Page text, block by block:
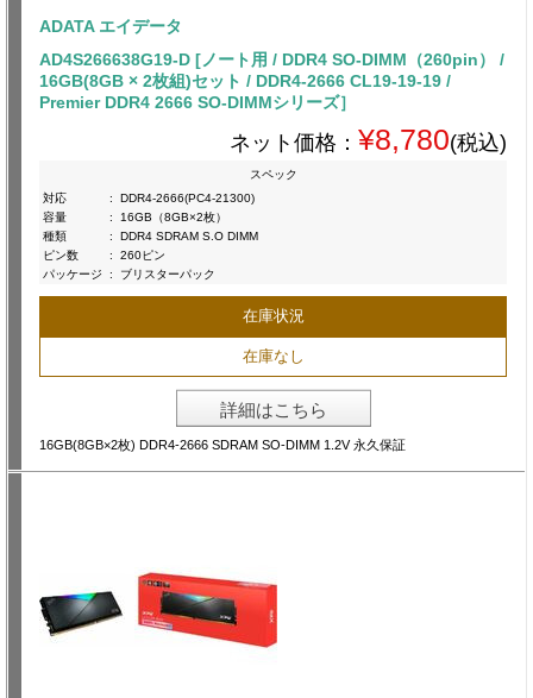
ADATA エイデータ
AD4S266638G19-D [ノート用 / DDR4 SO-DIMM（260pin） /
16GB(8GB × 2枚組)セット / DDR4-2666 CL19-19-19 /
Premier DDR4 2666 SO-DIMMシリーズ］
ネット価格： ¥8,780(税込)
スペック
対応
:
DDR4-2666(PC4-21300)
容量
:
16GB（8GB×2枚）
種類
:
DDR4 SDRAM S.O DIMM
ピン数
:
260ピン
パッケージ
: ブリスターパック
在庫状況
在庫なし
詳細はこちら
16GB(8GB×2枚) DDR4-2666 SDRAM SO-DIMM 1.2V 永久保証